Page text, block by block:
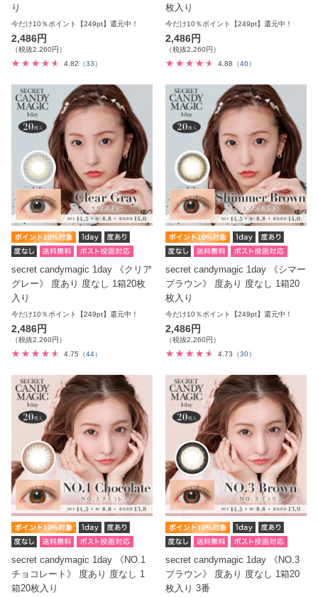
り
今だけ10％ポイント【249pt】還元中！
2,486円
（税抜2,260円）
4.82 （33）
枚入り
今だけ10％ポイント【249pt】還元中！
2,486円
（税抜2,260円）
4.88
（40）
secret candymagic 1day 《クリア
グレー》 度あり 度なし 1箱20枚
入り
今だけ10％ポイント【249pt】還元中！
2,486円
（税抜2,260円）
4.75 （44）
secret candymagic 1day 《シマー
ブラウン》 度あり 度なし 1箱20
枚入り
今だけ10％ポイント【249pt】還元中！
2,486円
（税抜2,260円）
4.73
（30）
secret candymagic 1day 《NO.1
チョコレート》 度あり 度なし 1
箱20枚入り
secret candymagic 1day 《NO.3
ブラウン》 度あり 度なし 1箱20
枚入り 3番